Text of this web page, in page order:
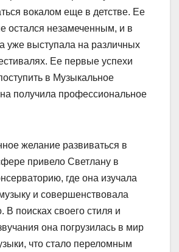
вокалом еще в детстве. Ее
остался незамеченным, и в
уже выступала на различных
Ее первые успехи
в Музыкальное
получила профессиональное
желание развиваться в
привело Светлану в
где она изучала
и совершенствовала
В поисках своего стиля и
она погрузилась в мир
что стало переломным